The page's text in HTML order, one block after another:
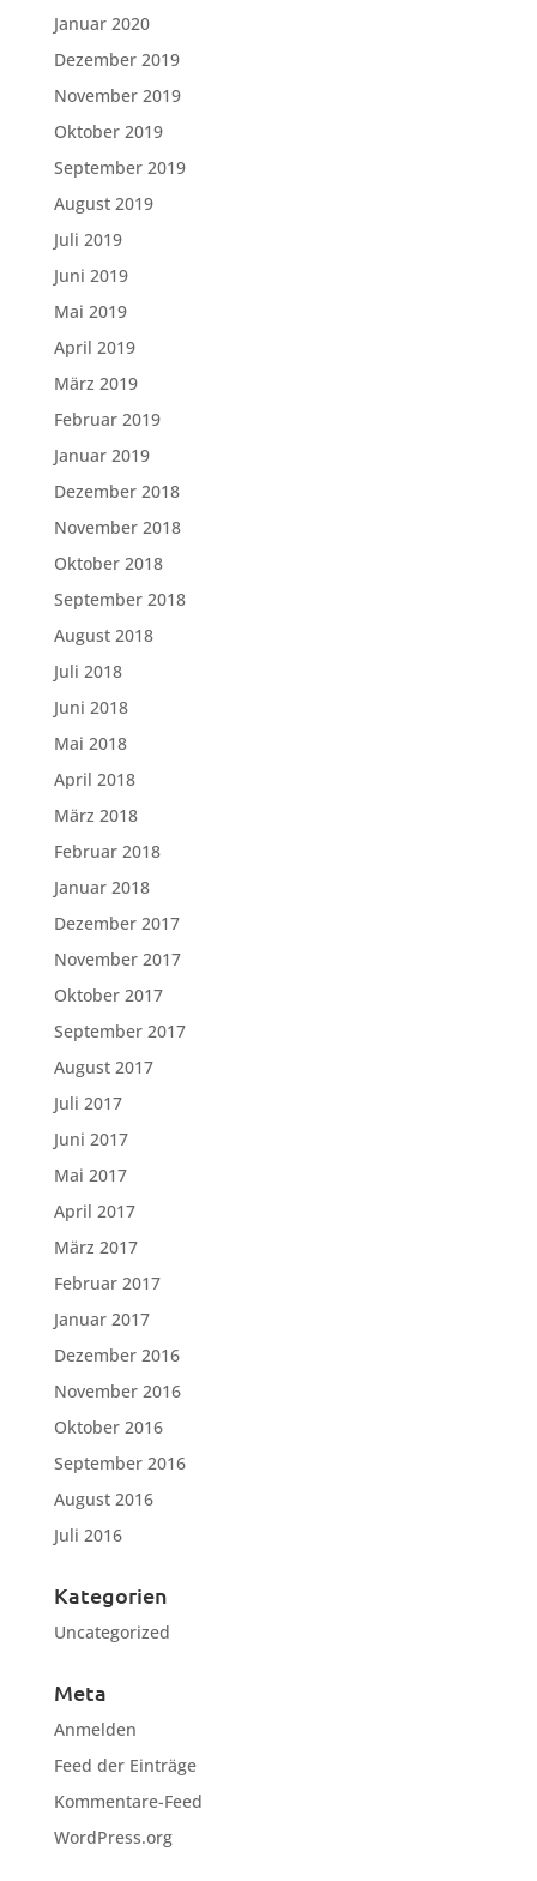
Januar 2020
Dezember 2019
November 2019
Oktober 2019
September 2019
August 2019
Juli 2019
Juni 2019
Mai 2019
April 2019
März 2019
Februar 2019
Januar 2019
Dezember 2018
November 2018
Oktober 2018
September 2018
August 2018
Juli 2018
Juni 2018
Mai 2018
April 2018
März 2018
Februar 2018
Januar 2018
Dezember 2017
November 2017
Oktober 2017
September 2017
August 2017
Juli 2017
Juni 2017
Mai 2017
April 2017
März 2017
Februar 2017
Januar 2017
Dezember 2016
November 2016
Oktober 2016
September 2016
August 2016
Juli 2016
Kategorien
Uncategorized
Meta
Anmelden
Feed der Einträge
Kommentare-Feed
WordPress.org